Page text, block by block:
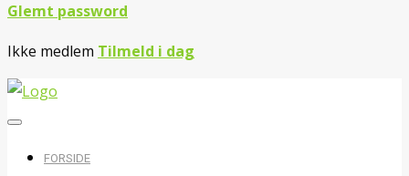
Glemt password
Ikke medlem Tilmeld i dag
FORSIDE